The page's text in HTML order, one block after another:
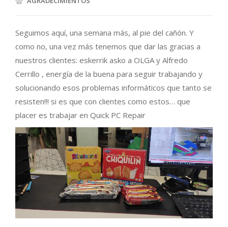
Seguimos aquí, una semana más, al pie del cañón. Y
como no, una vez más tenemos que dar las gracias a
nuestros clientes: eskerrik asko a OLGA y Alfredo
Cerrillo , energía de la buena para seguir trabajando y
solucionando esos problemas informáticos que tanto se
resisten!!! si es que con clientes como estos… que
placer es trabajar en Quick PC Repair